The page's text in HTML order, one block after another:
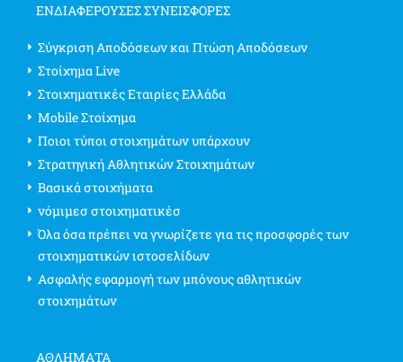
ΕΝΔΙΑΦΈΡΟΥΣΕΣ ΣΥΝΕΙΣΦΟΡΈΣ
Σύγκριση Αποδόσεων και Πτώση Αποδόσεων
Στοίχημα Live
Στοιχηματικές Εταιρίες Ελλάδα
Mobile Στοίχημα
Ποιοι τύποι στοιχημάτων υπάρχουν
Στρατηγική Αθλητικών Στοιχημάτων
Βασικά στοιχήματα
νόμιμεσ στοιχηματικέσ
Όλα όσα πρέπει να γνωρίζετε για τις προσφορές των
στοιχηματικών ιστοσελίδων
Ασφαλής εφαρμογή των μπόνους αθλητικών
στοιχημάτων
ΑΘΛΗΜΑΤΑ